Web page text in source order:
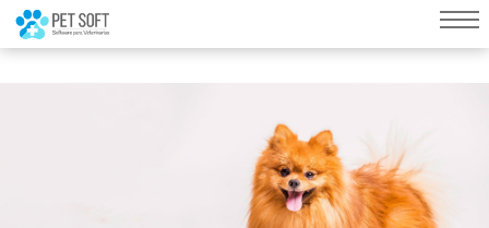
query failed, Table 'nwproject5_petsoft.preload_images' doesn't exist::SQL
Query: /*qc=on*/ select * from preload_images where pagina=263